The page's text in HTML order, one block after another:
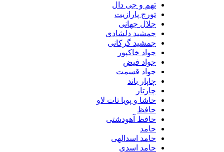
تهم و جی دال
تورج پارازیت
جلال جهانی
جمشید دلشادی
جمشید گرکانی
جواد خاکپور
جواد فیض
جواد قسمت
چاپار باند
چارتار
حاشا و پویا تات لاو
حافظ
حافظ آهودشتی
حامد
حامد اسدالهی
حامد اسدی